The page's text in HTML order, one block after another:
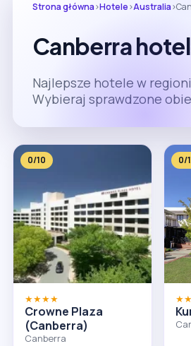
Strona główna›Hotele›Australia›
Canberra
Najlepsze hotele w
Wybieraj sprawdzone
0/10
★★★★
Crowne Plaza
(Canberra)
Canberra
0/